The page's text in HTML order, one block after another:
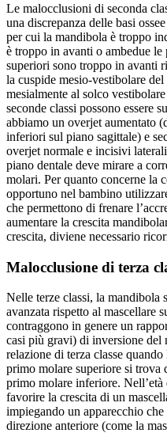
Le malocclusioni di seconda
una discrepanza delle basi
per cui la mandibola è troppo
è troppo in avanti o ambedue
superiori sono troppo in avanti
la cuspide mesio-vestibolare
mesialmente al solco
seconde classi possono essere
abbiamo un overjet aumentato
inferiori sul piano sagittale) e
overjet normale e incisivi
piano dentale deve mirare a
molari. Per quanto concerne la
opportuno nel bambino
che permettono di frenare
aumentare la crescita
crescita, diviene necessario
Malocclusione di terza
Nelle terze classi, la mandibola
avanzata rispetto al mascellare
contraggono in genere un
casi più gravi) di inversione
relazione di terza classe
primo molare superiore si trova
primo molare inferiore.
favorire la crescita di un
impiegando un apparecchio
direzione anteriore (come la